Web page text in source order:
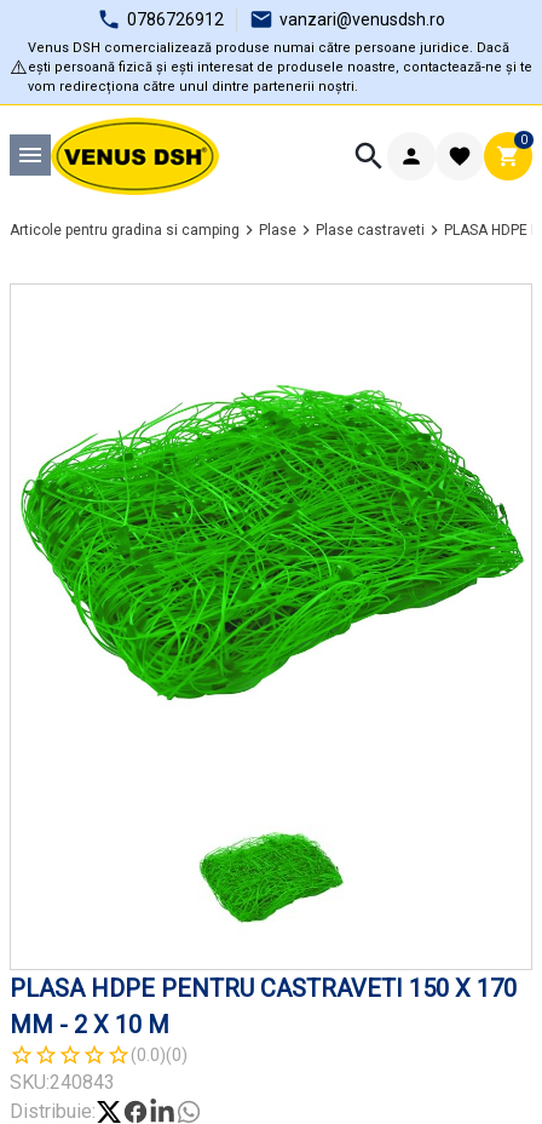
0786726912 vanzari@venusdsh.ro
⚠️
Venus DSH comercializează produse numai către persoane juridice. Dacă
ești persoană fizică și ești interesat de produsele noastre, contactează-ne și te
vom redirecționa către unul dintre partenerii noștri.
0
Articole pentru gradina si camping Plase Plase castraveti PLASA HDPE
PLASA HDPE PENTRU CASTRAVETI 150 X 170
MM - 2 X 10 M
(0.0)(0)
SKU:240843
Distribuie: